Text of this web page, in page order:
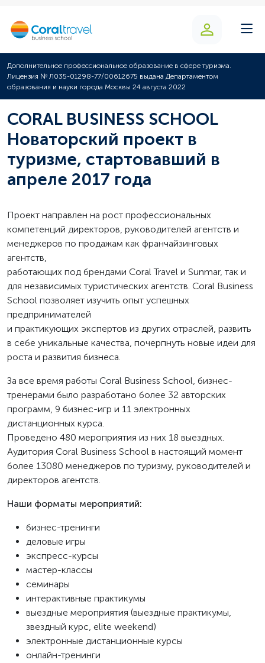
Дополнительное профессиональное образование в сфере туризма.
Лицензия № Л035-01298-77/00612675 выдана Департаментом
образования и науки города Москвы 24 августа 2022
CORAL BUSINESS SCHOOL
Новаторский проект в
туризме, стартовавший в
апреле 2017 года
Проект направлен на рост профессиональных
компетенций директоров, руководителей агентств и
менеджеров по продажам как франчайзинговых
агентств,
работающих под брендами Coral Travel и Sunmar, так и
для независимых туристических агентств. Coral Business
School позволяет изучить опыт успешных
предпринимателей
и практикующих экспертов из других отраслей, развить
в себе уникальные качества, почерпнуть новые идеи для
роста и развития бизнеса.
За все время работы Coral Business School, бизнес-
тренерами было разработано более 32 авторских
программ, 9 бизнес-игр и 11 электронных
дистанционных курса.
Проведено 480 мероприятия из них 18 выездных.
Аудитория Coral Business School в настоящий момент
более 13080 менеджеров по туризму, руководителей и
директоров агентств.
Наши форматы мероприятий:
бизнес-тренинги
деловые игры
экспресс-курсы
мастер-классы
семинары
интерактивные практикумы
выездные мероприятия (выездные практикумы,
звездный курс, elite weekend)
электронные дистанционные курсы
онлайн-тренинги